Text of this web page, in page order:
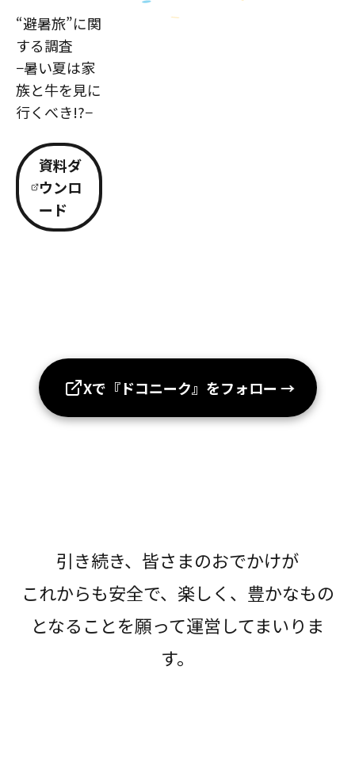
“避暑旅”に関
する調査
−暑い夏は家
族と牛を見に
行くべき!?−
資料ダ
ウンロ
ード
Xで『ドコニーク』をフォロー →
引き続き、皆さまのおでかけが
これからも安全で、楽しく、豊かなもの
となることを願って運営してまいりま
す。